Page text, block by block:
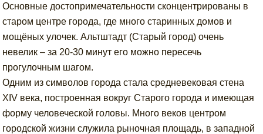
Основные достопримечательности сконцентрированы в
старом центре города, где много старинных домов и
мощёных улочек. Альтштадт (Старый город) очень
невелик – за 20-30 минут его можно пересечь
прогулочным шагом.
Одним из символов города стала средневековая стена
XIV века, построенная вокруг Старого города и имеющая
форму человеческой головы. Много веков центром
городской жизни служила рыночная площадь, в западной